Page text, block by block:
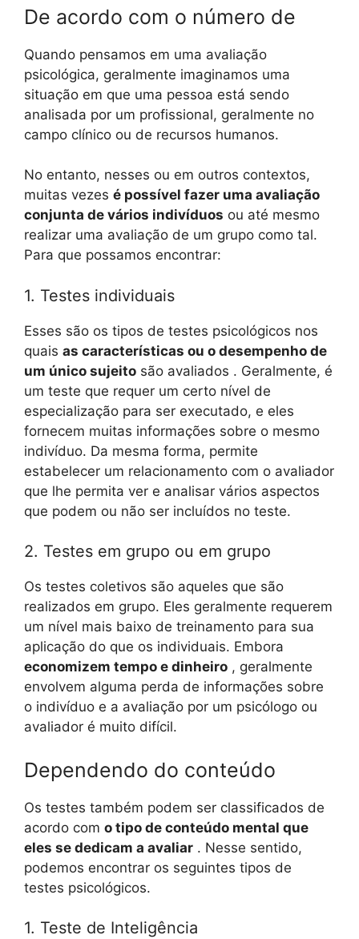
De acordo com o número de
Quando pensamos em uma avaliação
psicológica, geralmente imaginamos uma
situação em que uma pessoa está sendo
analisada por um profissional, geralmente no
campo clínico ou de recursos humanos.
No entanto, nesses ou em outros contextos,
muitas vezes é possível fazer uma avaliação
conjunta de vários indivíduos ou até mesmo
realizar uma avaliação de um grupo como tal.
Para que possamos encontrar:
1. Testes individuais
Esses são os tipos de testes psicológicos nos
quais as características ou o desempenho de
um único sujeito são avaliados . Geralmente, é
um teste que requer um certo nível de
especialização para ser executado, e eles
fornecem muitas informações sobre o mesmo
indivíduo. Da mesma forma, permite
estabelecer um relacionamento com o avaliador
que lhe permita ver e analisar vários aspectos
que podem ou não ser incluídos no teste.
2. Testes em grupo ou em grupo
Os testes coletivos são aqueles que são
realizados em grupo. Eles geralmente requerem
um nível mais baixo de treinamento para sua
aplicação do que os individuais. Embora
economizem tempo e dinheiro , geralmente
envolvem alguma perda de informações sobre
o indivíduo e a avaliação por um psicólogo ou
avaliador é muito difícil.
Dependendo do conteúdo
Os testes também podem ser classificados de
acordo com o tipo de conteúdo mental que
eles se dedicam a avaliar . Nesse sentido,
podemos encontrar os seguintes tipos de
testes psicológicos.
1. Teste de Inteligência